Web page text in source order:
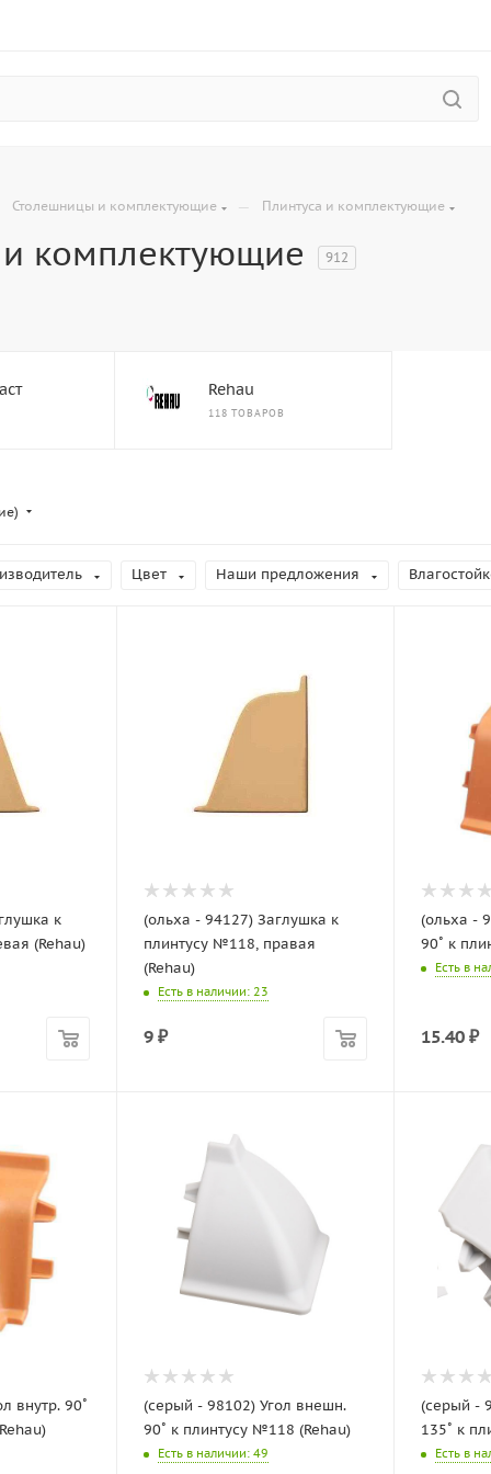
Столешницы и комплектующие — Плинтуса и комплектующие
комплектующие 912
Rehau
118 ТОВАРОВ
Цвет Наши предложения
к
(Rehau)
(ольха - 94127) Заглушка к
плинтусу №118, правая
(Rehau)
Есть в наличии: 23
9 ₽
(ольха -
90˚ к
Есть в
15.40 ₽
внутр. 90˚
(серый - 98102) Угол внешн.
90˚ к плинтусу №118 (Rehau)
Есть в наличии: 49
(серый -
135˚ к
Есть в